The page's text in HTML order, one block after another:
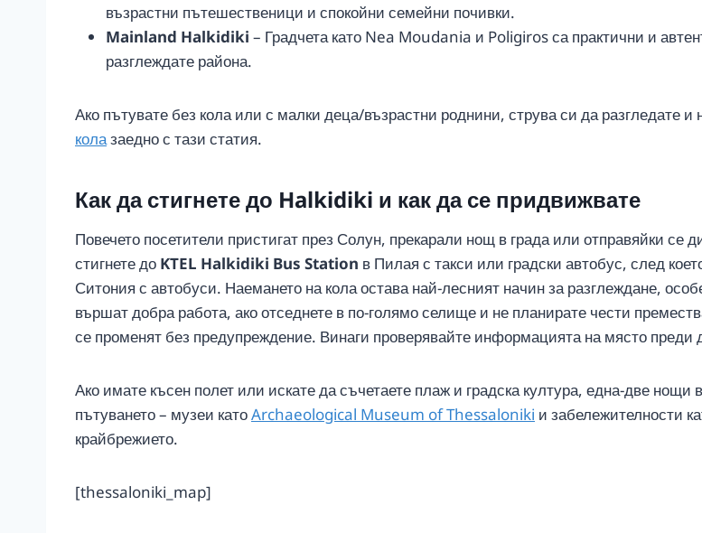
възрастни пътешественици и спокойни семейни почивки.
Mainland Halkidiki – Градчета като Nea Moudania и Poligiros са практични и
разглеждате района.
Ако пътувате без кола или с малки деца/възрастни роднини, струва си да разгледате и
колазаедно с тази статия.
Как да стигнете до Halkidiki и как да се придвижвате
Повечето посетители пристигат през Солун, прекарали нощ в града или отправяйки
стигнете до KTEL Halkidiki Bus Station в Пилая с такси или градски автобус, след
Ситония с автобуси. Наемането на кола остава най-лесният начин за разглеждане,
вършат добра работа, ако отседнете в по-голямо селище и не планирате чести
се променят без предупреждение. Винаги проверявайте информацията на място преди
Ако имате късен полет или искате да съчетаете плаж и градска култура, една-две нощи в
пътуването – музеи катоArchaeological Museum of Thessaloniki и забележителности
крайбрежието.
[thessaloniki_map]